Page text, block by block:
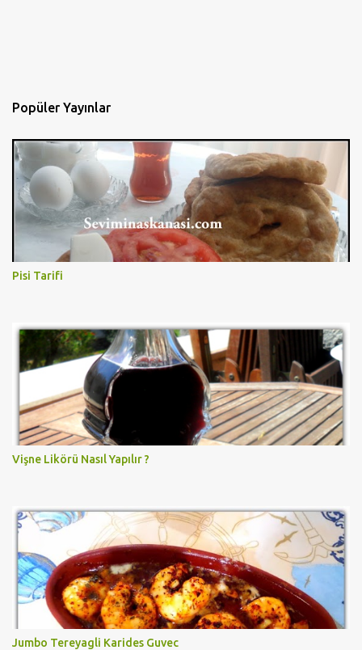
Popüler Yayınlar
Pisi Tarifi
Vişne Likörü Nasıl Yapılır ?
Jumbo Tereyagli Karides Guvec